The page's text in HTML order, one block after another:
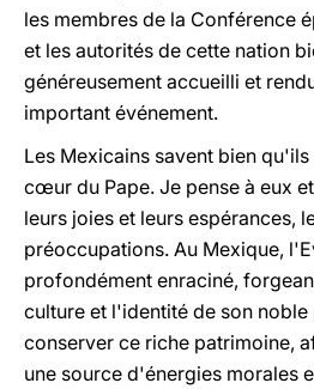
les membres de la Conférence
et les autorités de cette nation
généreusement accueilli et
important événement.
Les Mexicains savent bien
cœur du Pape. Je pense à eux
leurs joies et leurs espérances,
préoccupations. Au Mexique,
profondément enraciné,
culture et l'identité de son noble
conserver ce riche patrimoine,
une source d'énergies morales